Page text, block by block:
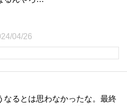
04/26
なるとは思わなかったな。最終